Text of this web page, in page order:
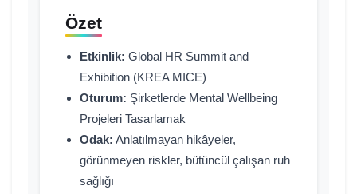
Özet
Etkinlik: Global HR Summit and
Exhibition (KREA MICE)
Oturum: Şirketlerde Mental Wellbeing
Projeleri Tasarlamak
Odak: Anlatılmayan hikâyeler,
görünmeyen riskler, bütüncül çalışan ruh
sağlığı